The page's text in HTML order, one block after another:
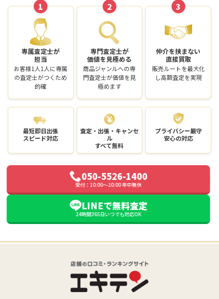
1
専属査定士が
担当
お客様1人1人に専属
の査定士がつくため
的確
2
専門査定士が
価値を見極める
商品ジャンルへの専
門査定士が価値を見
極めます
3
仲介を挟まない
直接買取
販売ルートを最大化
し高額査定を実現
最短即日出張
スピード対応
査定・出張・キャンセ
ル
すべて無料
プライバシー厳守
安心の対応
050-5526-1400
受付：10:00〜20:00 年中無休
LINEで無料査定
24時間365日いつでも対応OK